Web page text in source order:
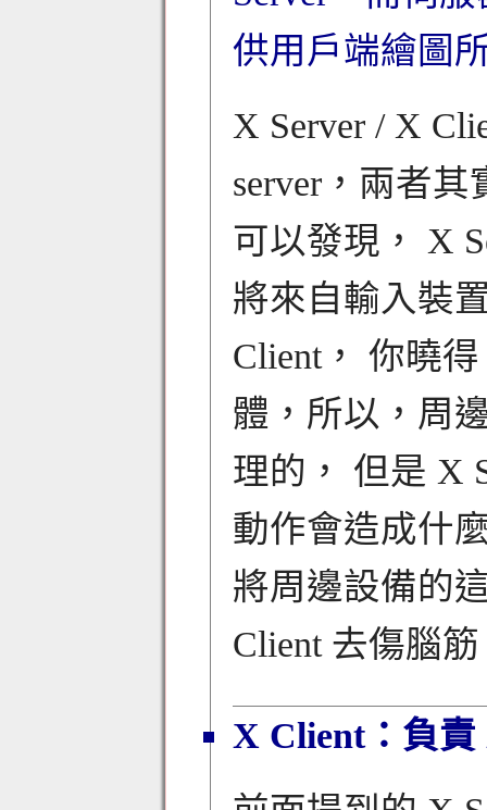
供用戶端繪圖
X Server / X
server，兩者
可以發現， X
將來自輸入裝
Client， 你曉
體，所以，周
理的， 但是 X
動作會造成什
將周邊設備的
Client 去傷腦
X Client：負責